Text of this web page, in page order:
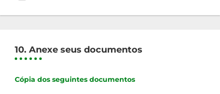
10. Anexe seus documentos
Cópia dos seguintes documentos